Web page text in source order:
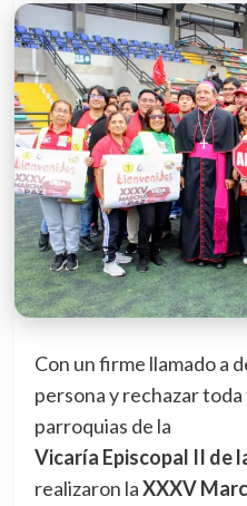
Con un firme llamado a
persona y rechazar
parroquias de la
Vicaría Episcopal II de
realizaron laXXXV